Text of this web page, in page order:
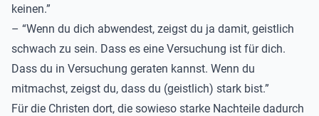
keinen.”
– “Wenn du dich abwendest, zeigst du ja damit, geistlich
schwach zu sein. Dass es eine Versuchung ist für dich.
Dass du in Versuchung geraten kannst. Wenn du
mitmachst, zeigst du, dass du (geistlich) stark bist.”
Für die Christen dort, die sowieso starke Nachteile dadurch